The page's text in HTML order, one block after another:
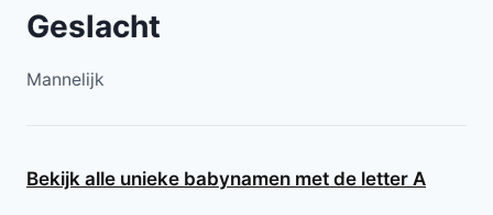
Geslacht
Mannelijk
Bekijk alle unieke babynamen met de letter A